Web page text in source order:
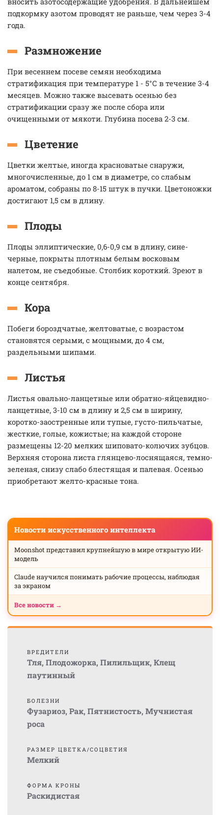
подкормку азотом проводят не раньше, чем через 3-4
года.
Размножение
При весеннем посеве семян необходима
стратификация при температуре 1 - 5°С в течение 3-4
месяцев. Можно также высевать осенью без
стратификации сразу же после сбора или
очищенными от мякоти. Глубина посева 2-3 см.
Цветение
Цветки желтые, иногда красноватые снаружи,
многочисленные, до 1 см в диаметре, со слабым
ароматом, собраны по 8-15 штук в пучки. Цветоножки
достигают 1,5 см в длину.
Плоды
Плоды эллиптические, 0,6-0,9 см в длину, сине-
черные, покрыты плотным белым восковым
налетом, не съедобные. Столбик короткий. Зреют в
конце сентября.
Кора
Побеги бороздчатые, желтоватые, с возрастом
становятся серыми, с мощными, до 4 см,
раздельными шипами.
Листья
Листья овально-ланцетные или обратно-яйцевидно-
ланцетные, 3-10 см в длину и 2,5 см в ширину,
коротко-заостренные или тупые, густо-пильчатые,
жесткие, голые, кожистые; на каждой стороне
размещены 12-20 мелких шиповато-колючих зубцов.
Верхняя сторона листа глянцево-лоснящаяся, темно-
зеленая, снизу слабо блестящая и палевая. Осенью
приобретают желто-красные тона.
Новости искусственного интеллекта
Moonshot представил крупнейшую в мире открытую ИИ-
модель
Claude научился понимать рабочие процессы, наблюдая
за экраном
Все новости →
ВРЕДИТЕЛИ
Тля, Плодожорка, Пилильщик, Клещ
паутинный
БОЛЕЗНИ
Фузариоз, Рак, Пятнистость, Мучнистая
роса
РАЗМЕР ЦВЕТКА/СОЦВЕТИЯ
Мелкий
ФОРМА КРОНЫ
Раскидистая